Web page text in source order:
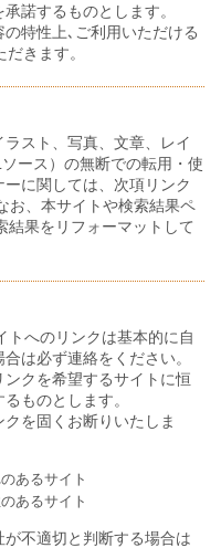
諾するものとします。
特性上､ご利用いただける
きます。
スト、写真、文章、レイ
ース）の無断での転用・使
に関しては、次項リンク
お、本サイトや検索結果ペ
結果をリフォーマットして
トへのリンクは基本的に自
は必ず連絡をください。
クを希望するサイトに恒
ものとします。
を固くお断りいたしま
あるサイト
あるサイト
不適切と判断する場合は